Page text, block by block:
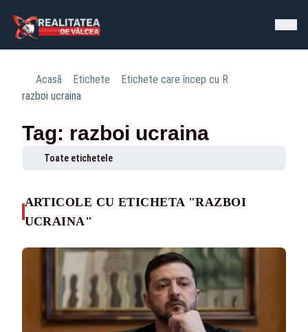
Acasă Etichete
Etichete care încep cu R
razboi ucraina
Tag: razboi ucraina
Toate etichetele
ARTICOLE CU ETICHETA "RAZBOI
UCRAINA"